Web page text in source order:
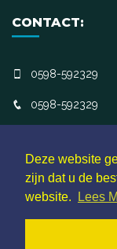
Deze website
zijn dat u de
website.
Lees
CONTACT:
0598-592329
0598-592329